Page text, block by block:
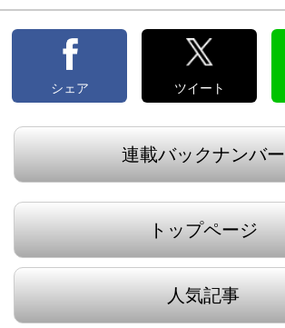
シェア ツイート
連載バックナンバー
トップページ
人気記事